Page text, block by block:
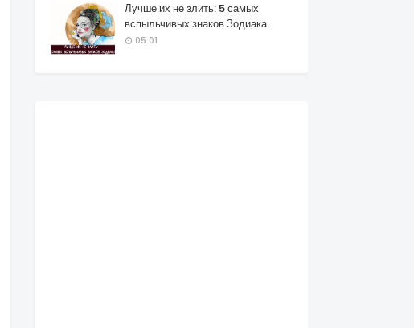
Лучше их не злить: 5 самых
вспыльчивых знаков Зодиака
05:01